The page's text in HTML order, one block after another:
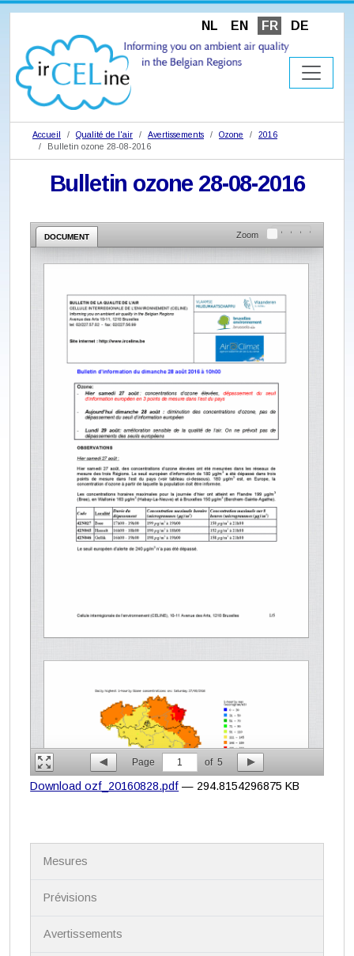
NL EN FR DE
Accueil Qualité de l'air Avertissements Ozone
2016
Bulletin ozone 28-08-2016
Bulletin ozone 28-08-2016
DOCUMENT Zoom
Page 1 of 5
Download ozf_20160828.pdf — 294.8154296875 KB
Mesures
Prévisions
Avertissements